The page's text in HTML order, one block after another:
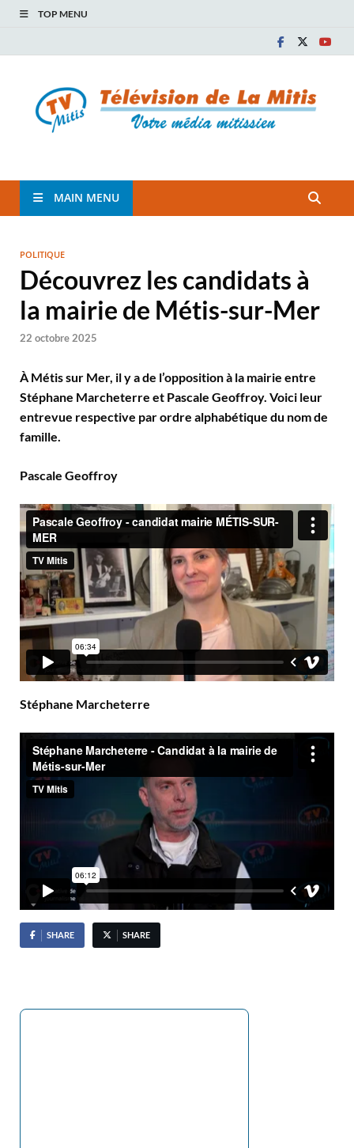
TOP MENU
TVM
MAIN MENU
POLITIQUE
Découvrez les candidats à
la mairie de Métis-sur-Mer
22 octobre 2025
À Métis sur Mer, il y a de l’opposition à la mairie entre
Stéphane Marcheterre et Pascale Geoffroy. Voici leur
entrevue respective par ordre alphabétique du nom de
famille.
Pascale Geoffroy
Stéphane Marcheterre
SHARE SHARE